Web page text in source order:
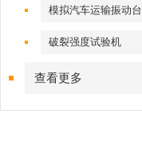
模拟汽车运输振动台
破裂强度试验机
查看更多